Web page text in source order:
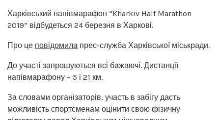
Харківський напівмарафон “Kharkiv Half Marathon
2019” відбудеться 24 березня в Харкові.
Про це повідомила прес-служба Харківської міськради.
До участі запрошуються всі бажаючі. Дистанції
напівмарафону – 5 і 21 км.
За словами організаторів, участь в забігу дасть
можливість спортсменам оцінити свою фізичну